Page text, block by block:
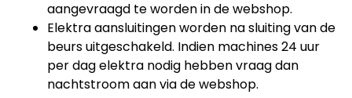
aangevraagd te worden in de webshop.
Elektra aansluitingen worden na sluiting van de
beurs uitgeschakeld. Indien machines 24 uur
per dag elektra nodig hebben vraag dan
nachtstroom aan via de webshop.